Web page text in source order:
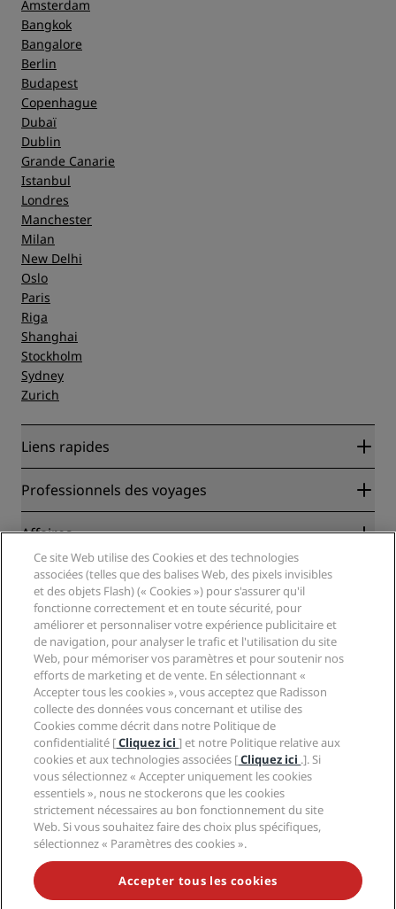
Amsterdam
Bangkok
Bangalore
Berlin
Budapest
Copenhague
Dubaï
Dublin
Grande Canarie
Istanbul
Londres
Manchester
Milan
New Delhi
Oslo
Paris
Riga
Shanghai
Stockholm
Sydney
Zurich
Liens rapides
Radisson Rewards
Blog
Nouveaux et futurs hôtels
Application Radisson Hotels
Hôtels adaptés aux sportifs
Hôtels adaptés aux Familles
Santé et sécurité
Professionnels des voyages
Partenaires
Agents de voyages
Affaires
Radisson Hotel Group
Médias
Carrières RHG
Carrières PPHE
Carrières EHL
The Club by RHG
Opportunités de développement
Entreprise responsable
Approvisionnement
Légal
Centre de confidentialité
Mentions légales
Conditions générales Radisson Rewards
Contrat d’utilisation du site
Accessibilité numérique
Déclaration sur l’esclavage moderne
Aide
Avis aux consommateurs
Contact
FAQ
Plan du site
Médias sociaux
Marques Radisson Hotels
NE MANQUEZ AUCUNE DE NOS OFFRES LES PLUS
POPULAIRES
Ce site Web utilise des Cookies et des technologies
associées (telles que des balises Web, des pixels invisibles
et des objets Flash) (« Cookies ») pour s'assurer qu'il
fonctionne correctement et en toute sécurité, pour
améliorer et personnaliser votre expérience publicitaire et
de navigation, pour analyser le trafic et l'utilisation du site
Web, pour mémoriser vos paramètres et pour soutenir nos
efforts de marketing et de vente. En sélectionnant «
Accepter tous les cookies », vous acceptez que Radisson
collecte des données vous concernant et utilise des
Cookies comme décrit dans notre Politique de
confidentialité [Cliquez ici] et notre Politique relative aux
cookies et aux technologies associées [Cliquez ici .]. Si
vous sélectionnez « Accepter uniquement les cookies
essentiels », nous ne stockerons que les cookies
strictement nécessaires au bon fonctionnement du site
Web. Si vous souhaitez faire des choix plus spécifiques,
sélectionnez « Paramètres des cookies ».
Accepter tous les cookies